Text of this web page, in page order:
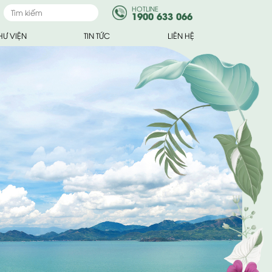
HOTLINE
1900 633 066
VIỆN TIN TỨC LIÊN HỆ